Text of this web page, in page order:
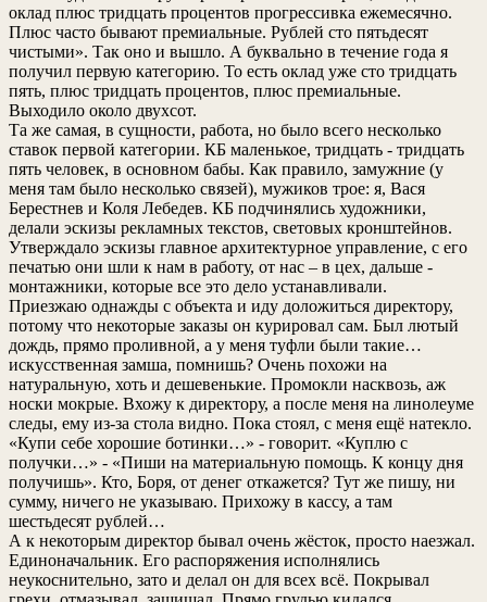
оклад плюс тридцать процентов прогрессивка ежемесячно.
Плюс часто бывают премиальные. Рублей сто пятьдесят
чистыми». Так оно и вышло. А буквально в течение года я
получил первую категорию. То есть оклад уже сто тридцать
пять, плюс тридцать процентов, плюс премиальные.
Выходило около двухсот.
Та же самая, в сущности, работа, но было всего несколько
ставок первой категории. КБ маленькое, тридцать - тридцать
пять человек, в основном бабы. Как правило, замужние (у
меня там было несколько связей), мужиков трое: я, Вася
Берестнев и Коля Лебедев. КБ подчинялись художники,
делали эскизы рекламных текстов, световых кронштейнов.
Утверждало эскизы главное архитектурное управление, с его
печатью они шли к нам в работу, от нас – в цех, дальше -
монтажники, которые все это дело устанавливали.
Приезжаю однажды с объекта и иду доложиться директору,
потому что некоторые заказы он курировал сам. Был лютый
дождь, прямо проливной, а у меня туфли были такие…
искусственная замша, помнишь? Очень похожи на
натуральную, хоть и дешевенькие. Промокли насквозь, аж
носки мокрые. Вхожу к директору, а после меня на линолеуме
следы, ему из-за стола видно. Пока стоял, с меня ещё натекло.
«Купи себе хорошие ботинки…» - говорит. «Куплю с
получки…» - «Пиши на материальную помощь. К концу дня
получишь». Кто, Боря, от денег откажется? Тут же пишу, ни
сумму, ничего не указываю. Прихожу в кассу, а там
шестьдесят рублей…
А к некоторым директор бывал очень жёсток, просто наезжал.
Единоначальник. Его распоряжения исполнялись
неукоснительно, зато и делал он для всех всё. Покрывал